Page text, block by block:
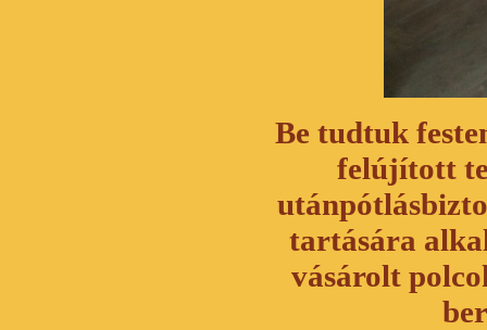
Be tudtuk
felújított
tartására
vásárolt